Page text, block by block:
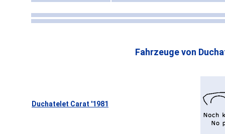
Fahrzeuge von
Duchatelet Carat '1981